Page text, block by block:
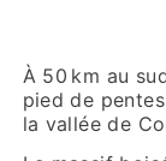
À 50 km au
pied de
la vallée de